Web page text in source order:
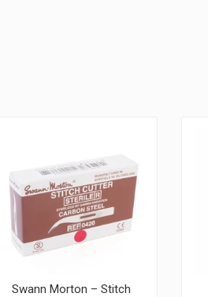
Swann Morton – Stitch